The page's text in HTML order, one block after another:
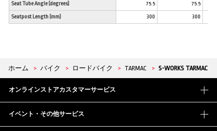
Seat Tube Angle (degrees) 75.5 75.5
Seatpost Length (mm) 300 300
ホーム > バイク > ロードバイク > TARMAC > S-WORKS TARMAC
オンラインストアカスタマーサービス
イベント・その他サービス